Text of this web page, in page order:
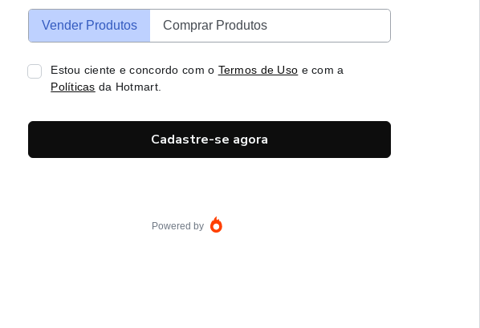
Vender Produtos Comprar Produtos
Estou ciente e concordo com o Termos de Uso e com a
Políticas da Hotmart.
Cadastre-se agora
Powered by